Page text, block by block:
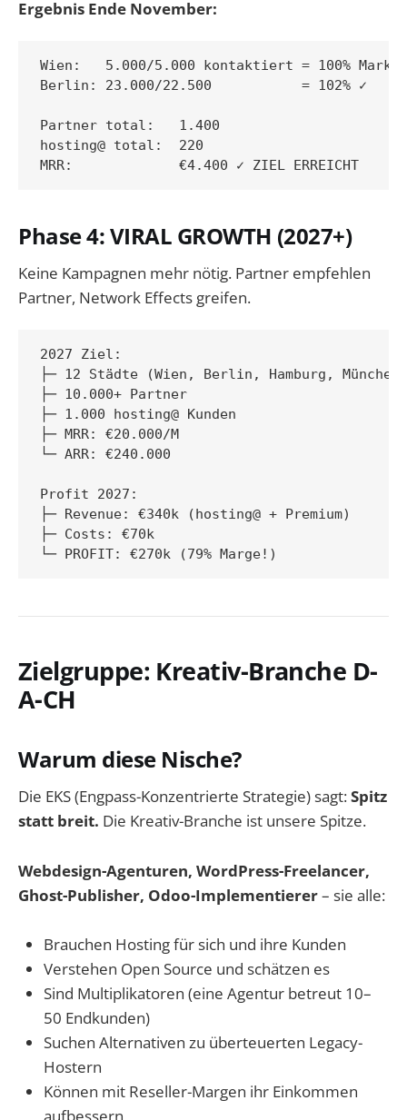
Ergebnis Ende November:
Wien:   5.000/5.000 kontaktiert = 100%
Berlin: 23.000/22.500           = 102% ✓
Partner total:   1.400
hosting@ total:  220
Phase 4: VIRAL GROWTH (2027+)
Keine Kampagnen mehr nötig. Partner empfehlen
Partner, Network Effects greifen.
2027 Ziel:
├─ 12 Städte (Wien, Berlin, Hamburg,
├─ 10.000+ Partner
├─ 1.000 hosting@ Kunden
├─ MRR: €20.000/M
└─ ARR: €240.000
Profit 2027:
├─ Revenue: €340k (hosting@ + Premium)
├─ Costs: €70k
Zielgruppe: Kreativ-Branche D-
A-CH
Warum diese Nische?
Die EKS (Engpass-Konzentrierte Strategie) sagt:Spitz
statt breit. Die Kreativ-Branche ist unsere Spitze.
Webdesign-Agenturen, WordPress-Freelancer,
Ghost-Publisher, Odoo-Implementierer– sie alle:
Brauchen Hosting für sich und ihre Kunden
Verstehen Open Source und schätzen es
Sind Multiplikatoren (eine Agentur betreut 10–
50 Endkunden)
Suchen Alternativen zu überteuerten Legacy-
Hostern
Können mit Reseller-Margen ihr Einkommen
aufbessern